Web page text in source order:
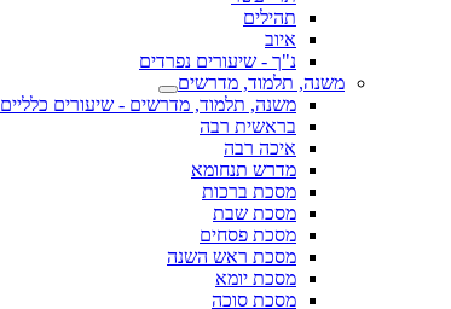
תהילים
איוב
נ"ך - שיעורים נפרדים
משנה, תלמוד, מדרשים
משנה, תלמוד, מדרשים - שיעורים כלליים
בראשית רבה
איכה רבה
מדרש תנחומא
מסכת ברכות
מסכת שבת
מסכת פסחים
מסכת ראש השנה
מסכת יומא
מסכת סוכה